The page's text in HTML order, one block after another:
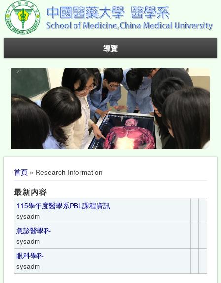
導覽
您在這裡
首頁» Research Information
最新內容
115學年度醫學系PBL課程資訊
sysadm
急診醫學科
sysadm
眼科學科
sysadm